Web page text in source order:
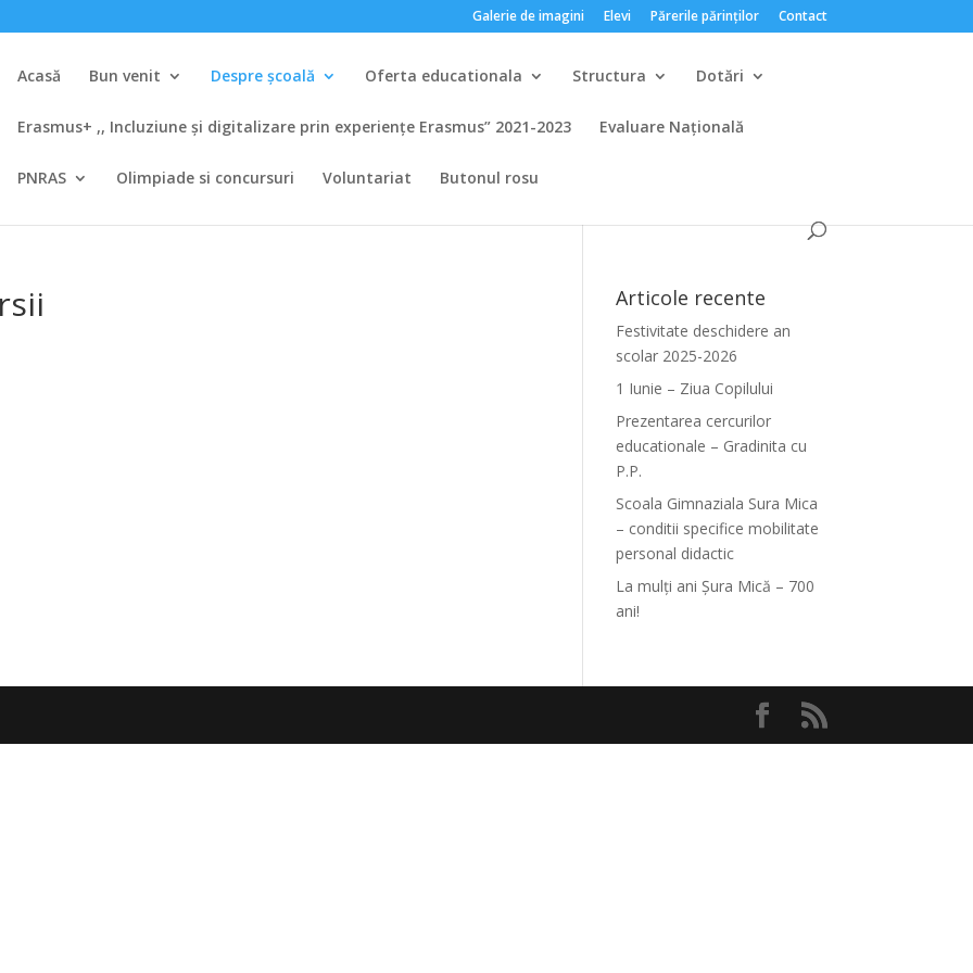
Galerie de imagini Elevi Părerile părinților Contact
Acasă Bun venit Despre școală Oferta educationala Structura Dotări
Erasmus+ ,, Incluziune și digitalizare prin experiențe Erasmus” 2021-2023 Evaluare Națională
PNRAS Olimpiade si concursuri Voluntariat Butonul rosu
Articole recente
Festivitate deschidere an
scolar 2025-2026
1 Iunie – Ziua Copilului
Prezentarea cercurilor
educationale – Gradinita cu
P.P.
Scoala Gimnaziala Sura Mica
– conditii specifice mobilitate
personal didactic
La mulți ani Șura Mică – 700
ani!